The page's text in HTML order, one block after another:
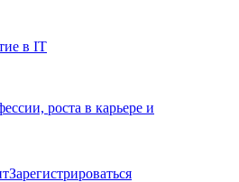
в IT
роста в карьере и
Зарегистрироваться